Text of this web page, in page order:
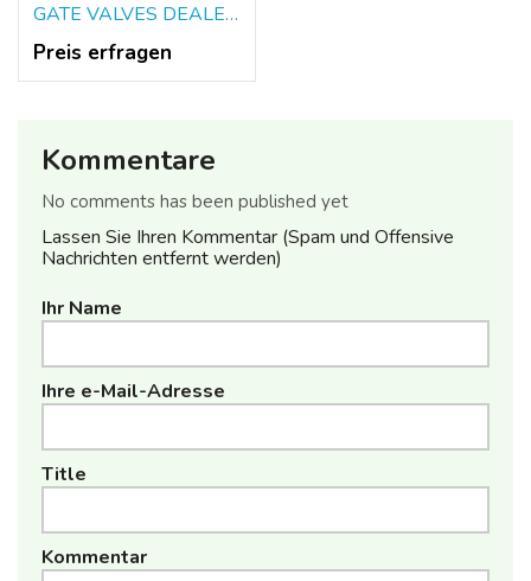
GATE VALVES DEALERS IN KOLKATA
Preis erfragen
Kommentare
No comments has been published yet
Lassen Sie Ihren Kommentar (Spam und Offensive
Nachrichten entfernt werden)
Ihr Name
Ihre e-Mail-Adresse
Title
Kommentar